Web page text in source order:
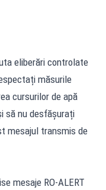
eliberări controlate
măsurile
cursurilor de apă
să nu desfășurați
mesajul transmis de
mesaje RO-ALERT